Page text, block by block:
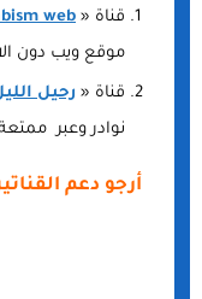
قناة « web
موقع ويب دون
قناة « رحيل
نوادر وعبر
أرجو دعم